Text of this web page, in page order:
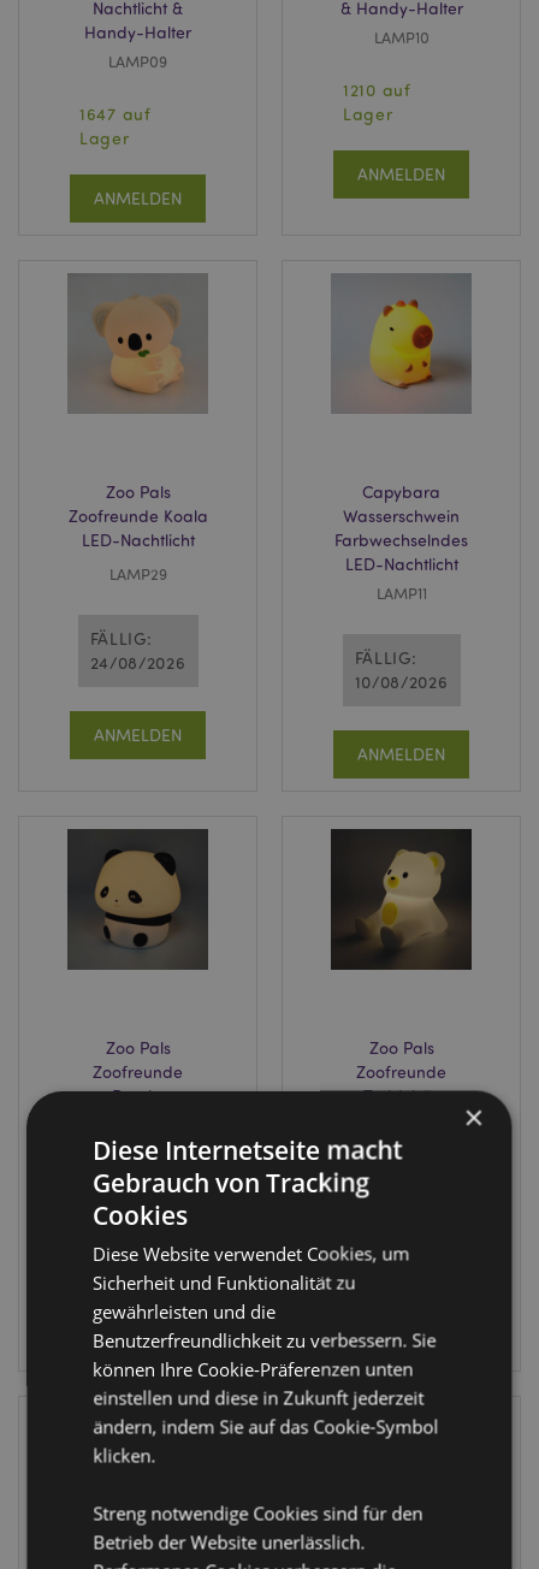
Nachtlicht &
Handy-Halter
LAMP09
1647 auf
Lager
ANMELDEN
& Handy-Halter
LAMP10
1210 auf
Lager
ANMELDEN
Zoo Pals
Zoofreunde Koala
LED-Nachtlicht
LAMP29
FÄLLIG:
24/08/2026
ANMELDEN
Capybara
Wasserschwein
Farbwechselndes
LED-Nachtlicht
LAMP11
FÄLLIG:
10/08/2026
ANMELDEN
Zoo Pals
Zoofreunde
Panda
LED-Nachtlicht
LAMP32
10/08/2026
ANMELDEN
Zoo Pals
Zoofreunde
Teddybär
Farbwechselndes
LED-Nachtlicht
10/08/2026
ANMELDEN
×
Diese Internetseite macht
Gebrauch von Tracking
Cookies
Diese Website verwendet Cookies, um
Sicherheit und Funktionalität zu
gewährleisten und die
Benutzerfreundlichkeit zu verbessern. Sie
können Ihre Cookie-Präferenzen unten
einstellen und diese in Zukunft jederzeit
ändern, indem Sie auf das Cookie-Symbol
klicken.
Streng notwendige Cookies sind für den
Betrieb der Website unerlässlich.